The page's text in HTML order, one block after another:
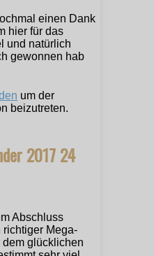
einen Dank
hier für das
und natürlich
gewonnen hab
um der
beizutreten.
201724
Abschluss
richtiger Mega-
glücklichen